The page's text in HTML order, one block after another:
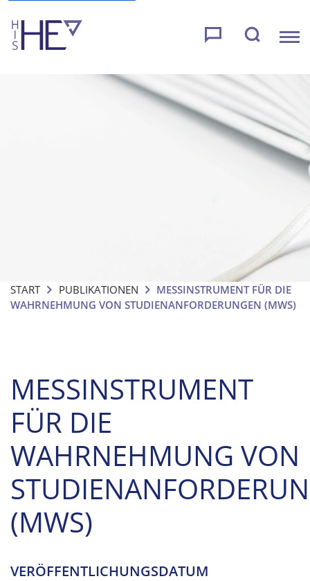
START PUBLIKATIONEN
MESSINSTRUMENT FÜR DIE
WAHRNEHMUNG VON STUDIENANFORDERUNGEN (MWS)
MESSINSTRUMENT
FÜR DIE
WAHRNEHMUNG VON
(MWS)
VERÖFFENTLICHUNGSDATUM